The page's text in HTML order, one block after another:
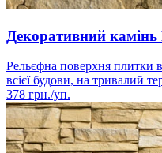
Декоративний
Рельєфна поверхня плитки
всієї будови, на тривалий
378 грн./уп.